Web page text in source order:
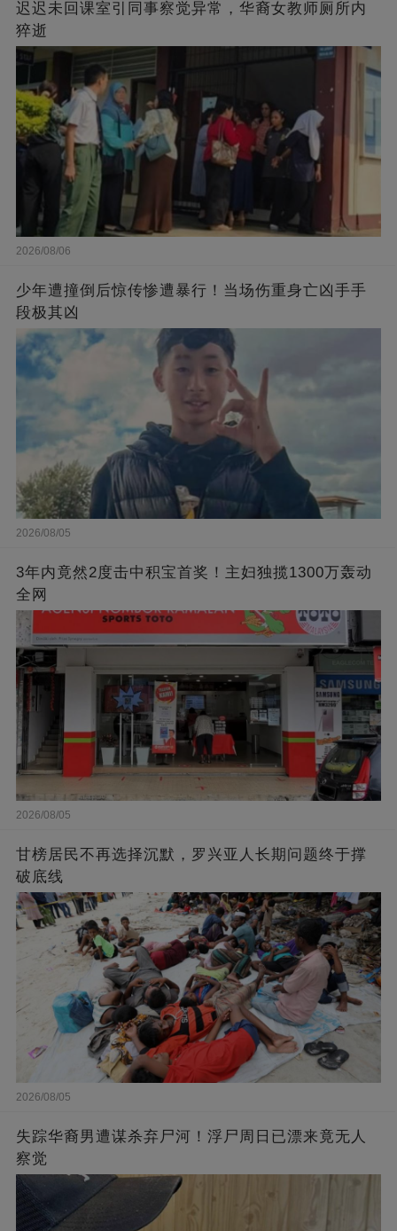
迟迟未回课室引同事察觉异常，华裔女教师厕所内
猝逝
2026/08/06
少年遭撞倒后惊传惨遭暴行！当场伤重身亡凶手手
段极其凶
2026/08/05
3年内竟然2度击中积宝首奖！主妇独揽1300万轰动
全网
2026/08/05
甘榜居民不再选择沉默，罗兴亚人长期问题终于撑
破底线
2026/08/05
失踪华裔男遭谋杀弃尸河！浮尸周日已漂来竟无人
察觉